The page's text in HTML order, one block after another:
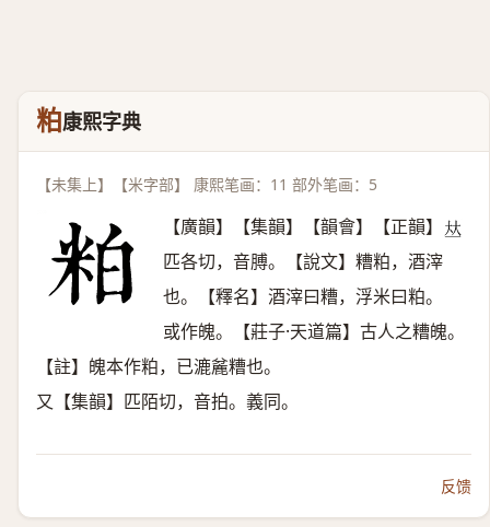
粕康熙字典
【未集上】【米字部】 康熙笔画：11 部外笔画：5
【廣韻】【集韻】【韻會】【正韻】 𠀤
匹各切，音膊。【說文】糟粕，酒滓
也。【釋名】酒滓曰糟，浮米曰粕。
或作魄。【莊子·天道篇】古人之糟魄。
【註】魄本作粕，已漉麄糟也。
又【集韻】匹陌切，音拍。義同。
反馈